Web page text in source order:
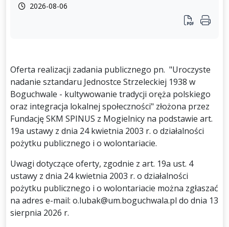
2026-08-06
Oferta realizacji zadania publicznego pn. "Uroczyste
nadanie sztandaru Jednostce Strzeleckiej 1938 w
Boguchwale - kultywowanie tradycji oręża polskiego
oraz integracja lokalnej społeczności" złożona przez
Fundację SKM SPINUS z Mogielnicy na podstawie art.
19a ustawy z dnia 24 kwietnia 2003 r. o działalności
pożytku publicznego i o wolontariacie.
Uwagi dotyczące oferty, zgodnie z art. 19a ust. 4
ustawy z dnia 24 kwietnia 2003 r. o działalności
pożytku publicznego i o wolontariacie można zgłaszać
na adres e-mail: o.lubak@um.boguchwala.pl do dnia 13
sierpnia 2026 r.